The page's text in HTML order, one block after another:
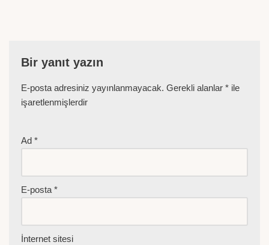
Bir yanıt yazın
E-posta adresiniz yayınlanmayacak. Gerekli alanlar * ile
işaretlenmişlerdir
Ad *
E-posta*
İnternet sitesi